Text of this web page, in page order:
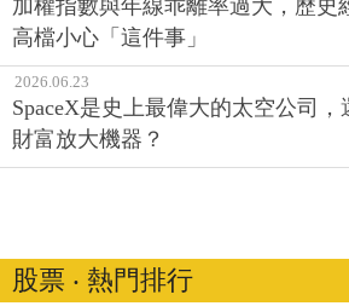
加權指數與年線乖離率過大，歷史
高檔小心「這件事」
2026.06.23
SpaceX是史上最偉大的太空公司
財富放大機器？
股票 ‧ 熱門排行